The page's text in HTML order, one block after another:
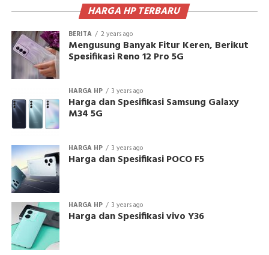
HARGA HP TERBARU
BERITA 2 years ago
Mengusung Banyak Fitur Keren, Berikut
Spesifikasi Reno 12 Pro 5G
HARGA HP 3 years ago
Harga dan Spesifikasi Samsung Galaxy
M34 5G
HARGA HP 3 years ago
Harga dan Spesifikasi POCO F5
HARGA HP 3 years ago
Harga dan Spesifikasi vivo Y36